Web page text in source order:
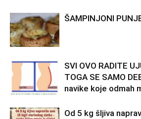
ŠAMPINJONI
SVI OVO RADITE
TOGA SE SAMO
navike koje odmah
Od 5 kg šljiva